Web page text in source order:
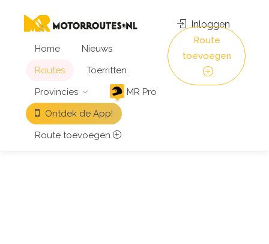
Home
Nieuws
Routes
Toerritten
Provincies
MR Pro
Ontdek de App!
Route toevoegen
Inloggen
Route
toevoegen